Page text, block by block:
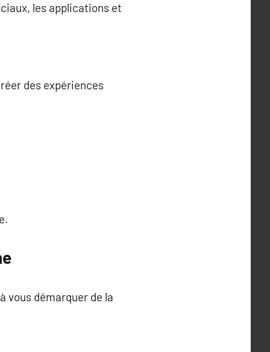
les applications et
des expériences
vous démarquer de la